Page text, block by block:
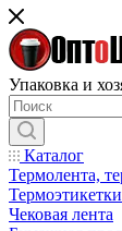
Упаковка и
Каталог
Термолента,
Термоэтикетки
Чековая лента